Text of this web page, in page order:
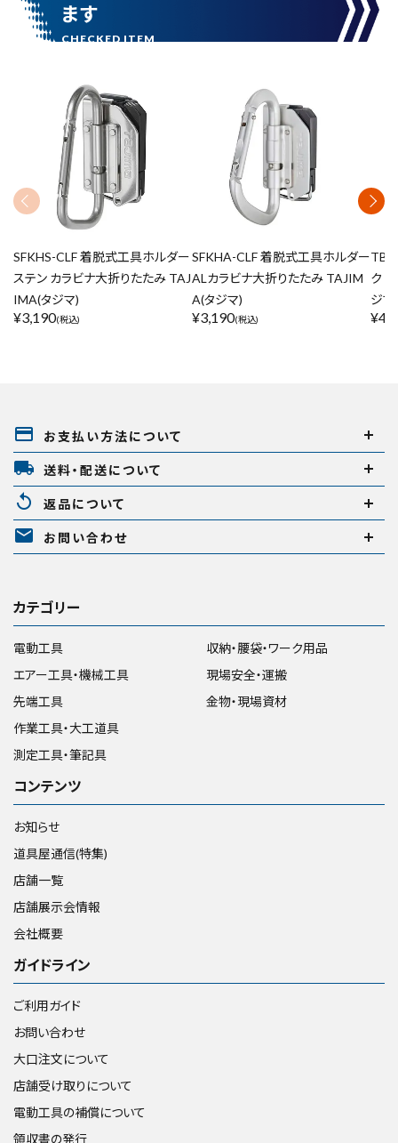
ます
SFKHS-CLF 着脱式工具ホルダー
ステン カラビナ大折りたたみ TAJ
IMA(タジマ)
¥3,190(税込)
SFKHA-CLF 着脱式工具ホルダー
ALカラビナ大折りたたみ TAJIM
A(タジマ)
¥3,190(税込)
TB-
ク
ジマ
¥
payment お支払い方法について
local_shipping 送料・配送について
replay 返品について
mail お問い合わせ
カテゴリー
電動工具
エアー工具・機械工具
先端工具
作業工具・大工道具
測定工具・筆記具
収納・腰袋・ワーク用品
現場安全・運搬
金物・現場資材
コンテンツ
お知らせ
道具屋通信(特集)
店舗一覧
店舗展示会情報
会社概要
ガイドライン
ご利用ガイド
お問い合わせ
大口注文について
店舗受け取りについて
電動工具の補償について
領収書の発行